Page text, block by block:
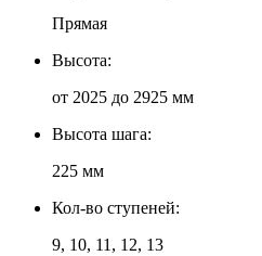
Прямая
Высота:
от 2025 до 2925 мм
Высота шага:
225 мм
Кол-во ступеней:
9, 10, 11, 12, 13